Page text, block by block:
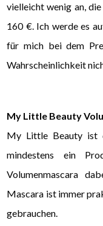
vielleicht wenig an,
160 €. Ich werde es
für mich bei dem
Wahrscheinlichkeit
My Little Beauty
My Little Beauty ist
mindestens ein
Volumenmascara
Mascara ist immer
gebrauchen.